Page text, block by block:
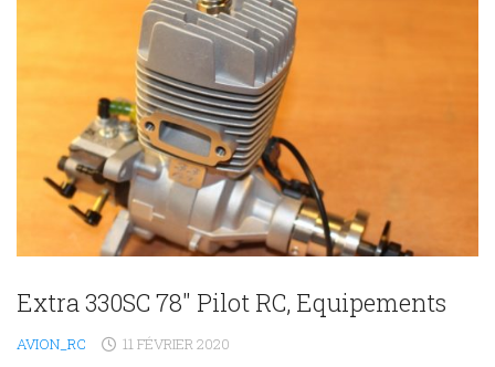
Extra 330SC 78″ Pilot RC, Equipements
AVION_RC 11 FÉVRIER 2020